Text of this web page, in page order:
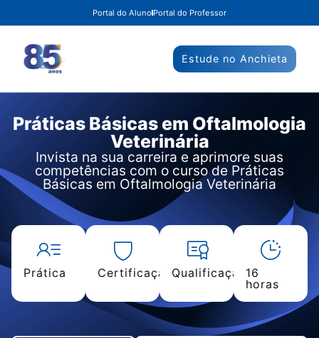
Portal do Aluno Portal do Professor
Estude no Anchieta
Práticas Básicas em Oftalmologia
Veterinária
Invista na sua carreira e aprimore suas
competências com o curso de Práticas
Básicas em Oftalmologia Veterinária
Prática CertificaçãoQualificação16
horas